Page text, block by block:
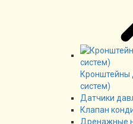
Кронштейны
систем)
Датчики
Клапан
Дренажные